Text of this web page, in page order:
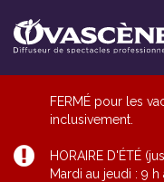
FERMÉ pour les
inclusivement.
HORAIRE D'ÉTÉ
Mardi au jeudi : 9 h